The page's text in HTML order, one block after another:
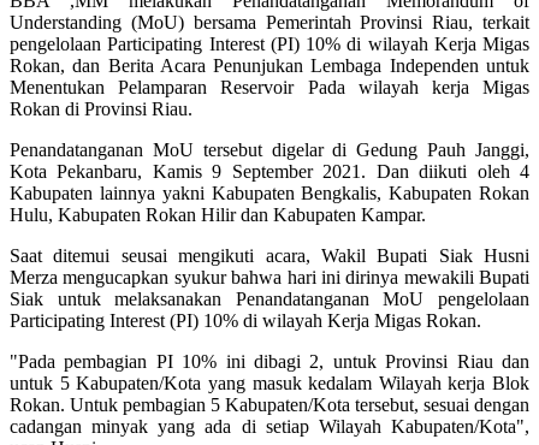
Understanding (MoU) bersama Pemerintah Provinsi Riau, terkait
pengelolaan Participating Interest (PI) 10% di wilayah Kerja Migas
Rokan, dan Berita Acara Penunjukan Lembaga Independen untuk
Menentukan Pelamparan Reservoir Pada wilayah kerja Migas
Rokan di Provinsi Riau.
Penandatanganan MoU tersebut digelar di Gedung Pauh Janggi,
Kota Pekanbaru, Kamis 9 September 2021. Dan diikuti oleh 4
Kabupaten lainnya yakni Kabupaten Bengkalis, Kabupaten Rokan
Hulu, Kabupaten Rokan Hilir dan Kabupaten Kampar.
Saat ditemui seusai mengikuti acara, Wakil Bupati Siak Husni
Merza mengucapkan syukur bahwa hari ini dirinya mewakili Bupati
Siak untuk melaksanakan Penandatanganan MoU pengelolaan
Participating Interest (PI) 10% di wilayah Kerja Migas Rokan.
"Pada pembagian PI 10% ini dibagi 2, untuk Provinsi Riau dan
untuk 5 Kabupaten/Kota yang masuk kedalam Wilayah kerja Blok
Rokan. Untuk pembagian 5 Kabupaten/Kota tersebut, sesuai dengan
cadangan minyak yang ada di setiap Wilayah Kabupaten/Kota",